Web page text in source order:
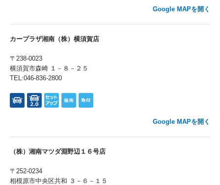
Google MAPを開く
カープラザ湘南（株）横須賀店
〒238-0023
横須賀市森崎 １－８－２５
TEL:046-836-2800
Google MAPを開く
（株）湘南マツダ淵野辺１６号店
〒252-0234
相模原市中央区共和 ３－６－１５